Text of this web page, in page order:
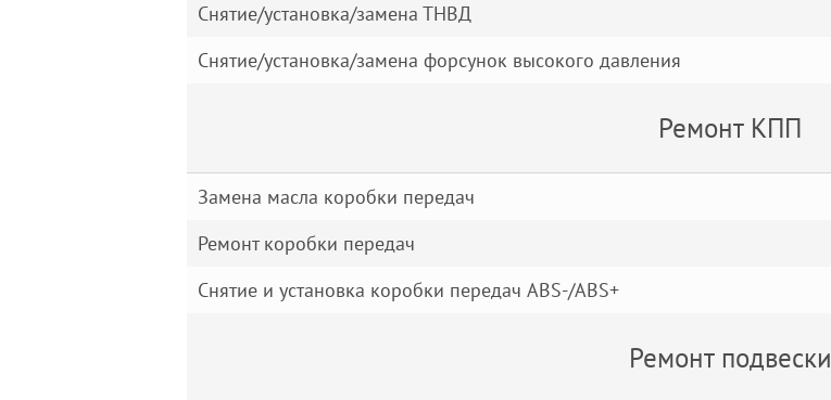
Снятие/установка/замена ТНВД
Снятие/установка/замена форсунок высокого давления
Ремонт КПП
Замена масла коробки передач
Ремонт коробки передач
Снятие и установка коробки передач ABS-/ABS+
Ремонт подвески